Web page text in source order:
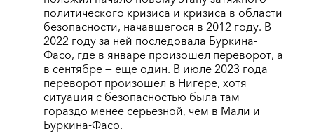
политического кризиса и кризиса в области
безопасности, начавшегося в 2012 году. В
2022 году за ней последовала Буркина-
Фасо, где в январе произошел переворот, а
в сентябре — еще один. В июле 2023 года
переворот произошел в Нигере, хотя
ситуация с безопасностью была там
гораздо менее серьезной, чем в Мали и
Буркина-Фасо.